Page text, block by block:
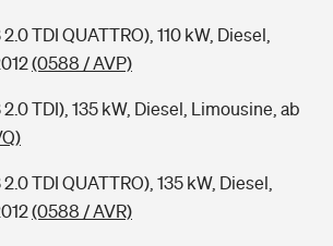
TDI QUATTRO), 110 kW, Diesel,
(0588 / AVP)
TDI), 135 kW, Diesel, Limousine, ab
TDI QUATTRO), 135 kW, Diesel,
(0588 / AVR)